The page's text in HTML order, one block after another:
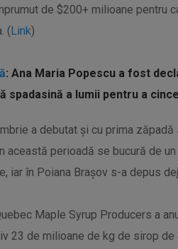
de $200+ milioane pentru
(Link)
: Ana Maria Popescu a fost
spadasină a lumii pentru a
a debutat și cu prima
această perioadă se bucură de
iar în Poiana Brașov s-a depus
Maple Syrup Producers a
23 de milioane de kg de sirop